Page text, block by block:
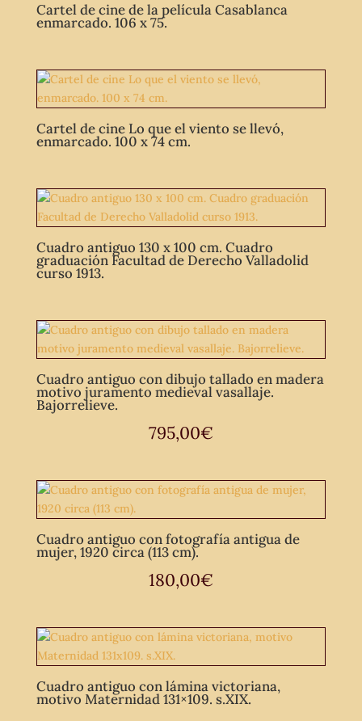
Cartel de cine de la película Casablanca
enmarcado. 106 x 75.
Cartel de cine Lo que el viento se llevó,
enmarcado. 100 x 74 cm.
Cuadro antiguo 130 x 100 cm. Cuadro
graduación Facultad de Derecho Valladolid
curso 1913.
Cuadro antiguo con dibujo tallado en madera
motivo juramento medieval vasallaje.
Bajorrelieve.
795,00€
Cuadro antiguo con fotografía antigua de
mujer, 1920 circa (113 cm).
180,00€
Cuadro antiguo con lámina victoriana,
motivo Maternidad 131×109. s.XIX.